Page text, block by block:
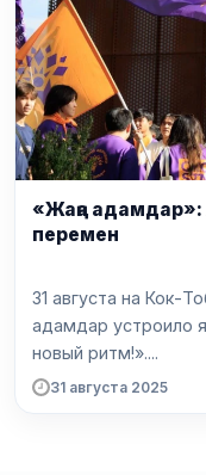
«Жаңа
перемен
31 августа на Кок-
адамдар устроило
новый ритм!»....
31 августа 2025